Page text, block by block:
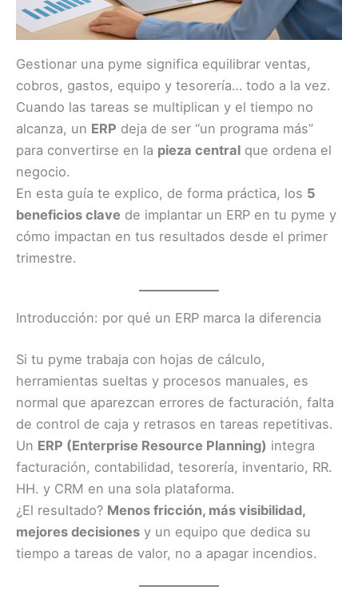
Gestionar una pyme significa equilibrar ventas,
cobros, gastos, equipo y tesorería… todo a la vez.
Cuando las tareas se multiplican y el tiempo no
alcanza, un ERP deja de ser “un programa más”
para convertirse en la pieza central que ordena el
negocio.
En esta guía te explico, de forma práctica, los 5
beneficios clave de implantar un ERP en tu pyme y
cómo impactan en tus resultados desde el primer
trimestre.
Introducción: por qué un ERP marca la diferencia
Si tu pyme trabaja con hojas de cálculo,
herramientas sueltas y procesos manuales, es
normal que aparezcan errores de facturación, falta
de control de caja y retrasos en tareas repetitivas.
Un ERP (Enterprise Resource Planning) integra
facturación, contabilidad, tesorería, inventario, RR.
HH. y CRM en una sola plataforma.
¿El resultado? Menos fricción, más visibilidad,
mejores decisiones y un equipo que dedica su
tiempo a tareas de valor, no a apagar incendios.